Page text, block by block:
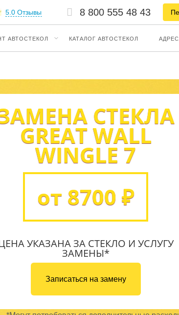
5.0 Отзывы 8 800 555 48 43
АВТОСТЕКОЛ КАТАЛОГ АВТОСТЕКОЛ
СТЕКЛА
GREAT WALL
WINGLE 7
от 8700 ₽
УКАЗАНА ЗА СТЕКЛО И УСЛУГУ
ЗАМЕНЫ*
Записаться на замену